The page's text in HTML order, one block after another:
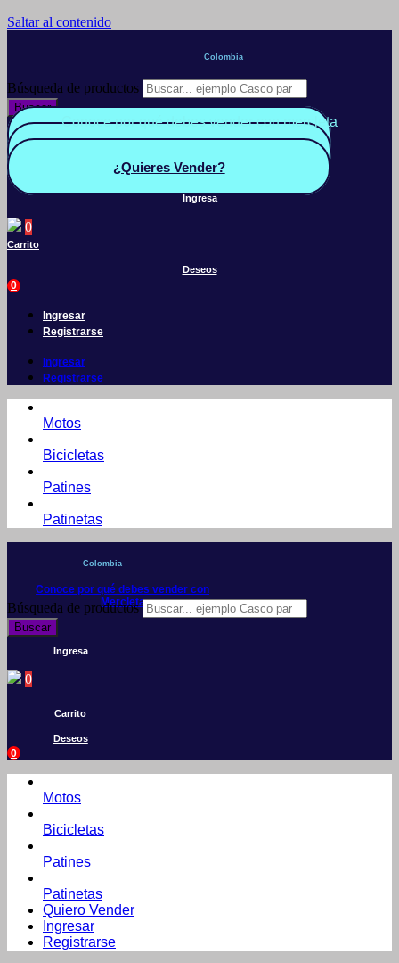
Saltar al contenido
Colombia
Búsqueda de productos
Buscar
Conoce por qué debes vender con mercleta
Quiero Vender
¿Quieres Vender?
Ingresa
0
Carrito
Deseos
0
Ingresar
Registrarse
Ingresar
Registrarse
Motos
Bicicletas
Patines
Patinetas
Colombia
Conoce por qué debes vender con
Mercleta
Búsqueda de productos
Buscar
Ingresa
0
Carrito
Deseos
0
Motos
Bicicletas
Patines
Patinetas
Quiero Vender
Ingresar
Registrarse